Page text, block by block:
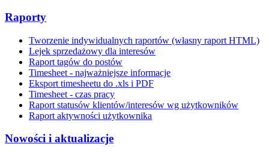
Raporty
Tworzenie indywidualnych raportów (własny raport HTML)
Lejek sprzedażowy dla interesów
Raport tagów do postów
Timesheet - najważniejsze informacje
Eksport timesheetu do .xls i PDF
Timesheet - czas pracy
Raport statusów klientów/interesów wg użytkowników
Raport aktywności użytkownika
Nowości i aktualizacje